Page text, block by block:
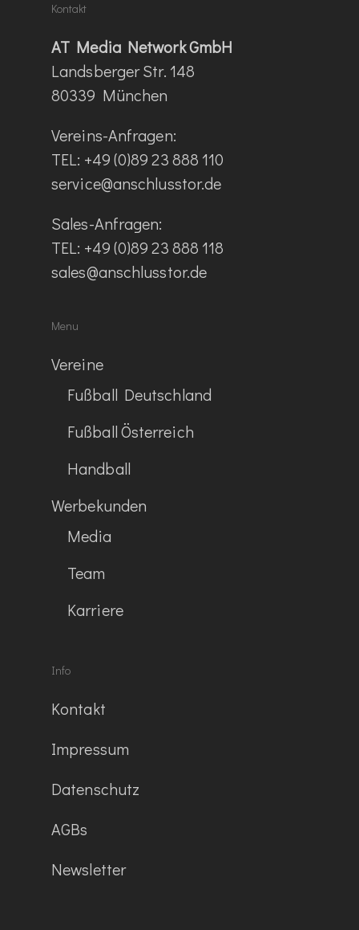
Kontakt
AT Media Network GmbH
Landsberger Str. 148
80339 München
Vereins-Anfragen:
TEL: +49 (0)89 23 888 110
service@anschlusstor.de
Sales-Anfragen:
TEL: +49 (0)89 23 888 118
sales@anschlusstor.de
Menu
Vereine
Fußball Deutschland
Fußball Österreich
Handball
Werbekunden
Media
Team
Karriere
Info
Kontakt
Impressum
Datenschutz
AGBs
Newsletter